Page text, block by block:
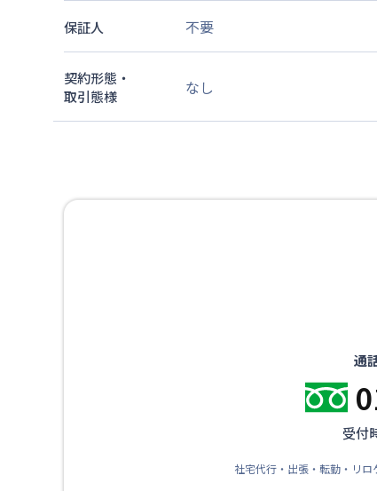
保証人 不要
契約形態・
取引態様
なし
通
受付
社宅代行・出張・転勤・リ